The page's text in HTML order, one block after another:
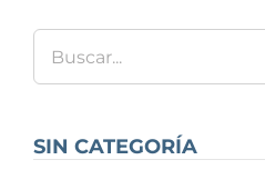
SIN CATEGORÍA